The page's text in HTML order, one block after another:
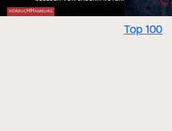
Top 100